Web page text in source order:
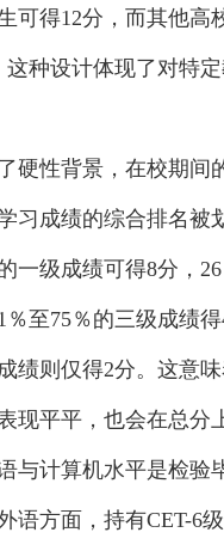
可得12分，而其他高
这种设计体现了对特
性背景，在校期间
习成绩的综合排名被
一级成绩可得8分，
％至75％的三级成绩
绩则仅得2分。这意
现平平，也会在总分
计算机水平是检验
语方面，持有CET-6